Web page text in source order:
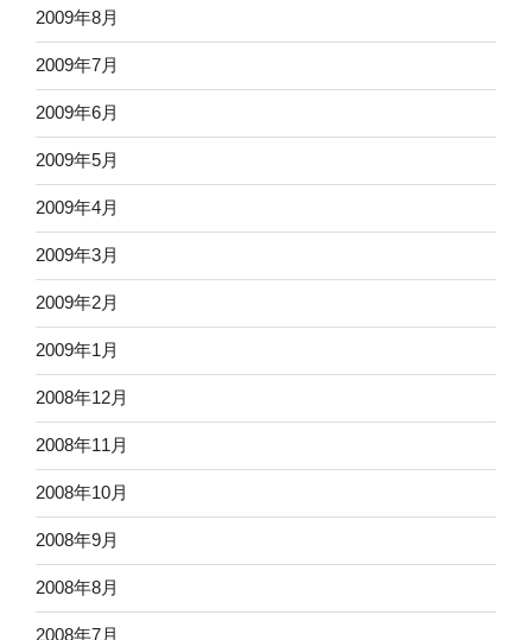
2009年8月
2009年7月
2009年6月
2009年5月
2009年4月
2009年3月
2009年2月
2009年1月
2008年12月
2008年11月
2008年10月
2008年9月
2008年8月
2008年7月